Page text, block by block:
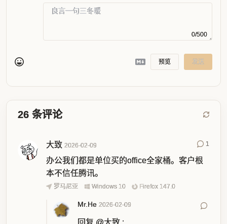
0/500
预览 发送
26 条评论
大致 2026-02-09 1
办公我们都是单位买的office全家桶。客户根
本不信任腾讯。
罗马尼亚 Windows 10 Firefox 147.0
Mr.He 2026-02-09
回复 @大致 :